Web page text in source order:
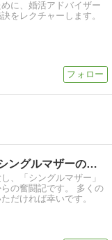
に、婚活アドバイザー
をレクチャーします。
半世紀を生き抜いた！ シングルマザーの奮闘記
、「シングルマザー」
の奮闘記です。 多くの
だければ幸いです。